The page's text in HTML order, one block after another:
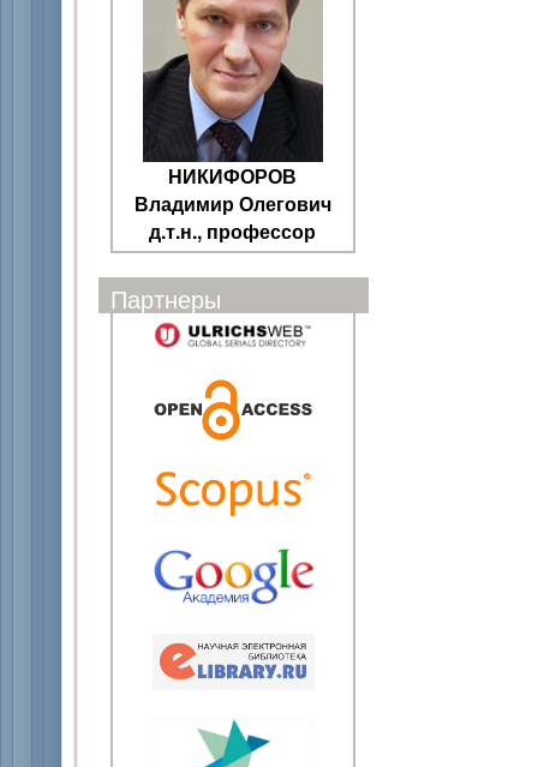
НИКИФОРОВ
Владимир Олегович
д.т.н., профессор
Партнеры